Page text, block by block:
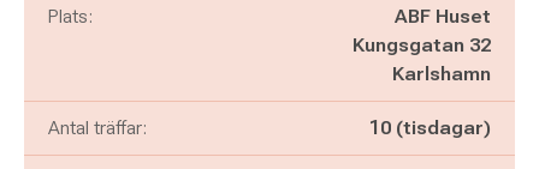
Plats:
ABF Huset
Kungsgatan 32
Karlshamn
Antal träffar: 10 (tisdagar)